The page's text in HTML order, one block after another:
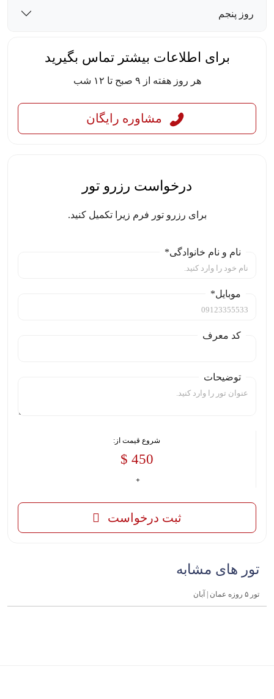
روز پنجم
برای اطلاعات بیشتر تماس بگیرید
هر روز هفته از ۹ صبح تا ۱۲ شب
مشاوره رایگان
درخواست رزرو تور
برای رزرو تور فرم زیرا تکمیل کنید.
نام و نام خانوادگی*
موبایل*
کد معرف
توضیحات
شروع قیمت از:
450 $
ثبت درخواست
تور های مشابه
تور ۵ روزه عمان | آبان